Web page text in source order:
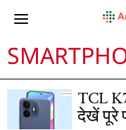
TCL
देखें पूरे